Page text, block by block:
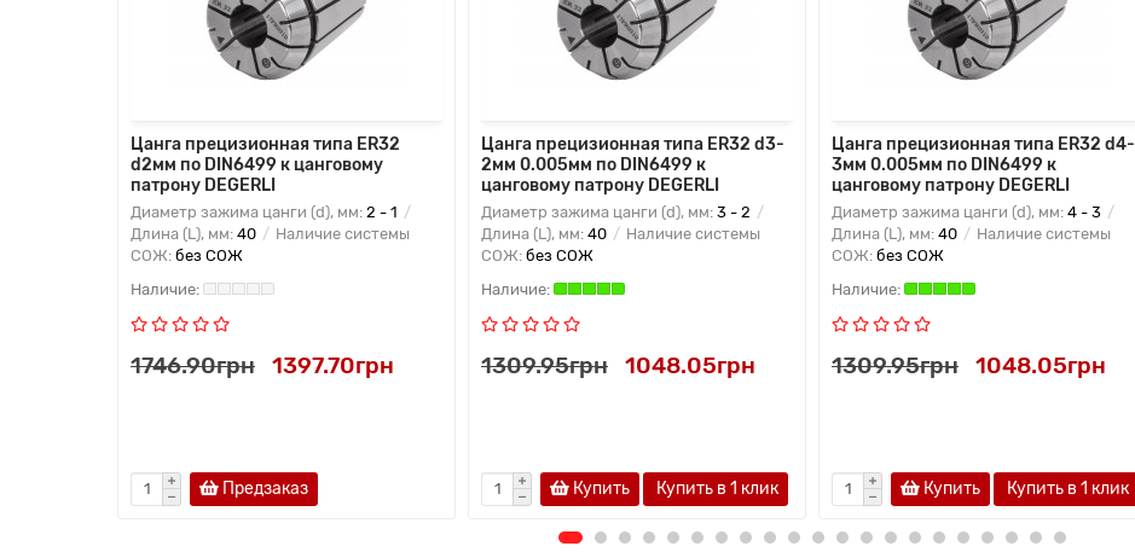
Цанга прецизионная типа ER32
d2мм по DIN6499 к цанговому
патрону DEGERLI
Диаметр зажима цанги (d), мм: 2 - 1
Длина (L), мм: 40
Наличие системы
СОЖ: без СОЖ
1746.90грн 1397.70грн
Предзаказ
Цанга прецизионная типа ER32 d3-
2мм 0.005мм по DIN6499 к
цанговому патрону DEGERLI
Диаметр зажима цанги (d), мм: 3 - 2
Длина (L), мм: 40
Наличие системы
СОЖ: без СОЖ
1309.95грн 1048.05грн
Купить Купить в 1 клик
Цанга прецизионная типа ER32 d4-
3мм 0.005мм по DIN6499 к
цанговому патрону DEGERLI
Диаметр зажима цанги (d), мм: 4 - 3
Длина (L), мм: 40
Наличие системы
СОЖ: без СОЖ
1309.95грн 1048.05грн
Купить Купить в 1 клик